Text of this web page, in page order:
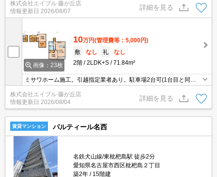
株式会社エイブル 藤が丘店
情報更新日 2026/08/07
詳細を見る
画像：23枚
10万円(管理費等：5,000円)
敷
なし 礼
なし
2階
2LDK+S 71.84m²
ミサワホーム施工。引越指定業者あり。駐車場2台可(1台目と同
額)。全世帯の駐車場にEV専用充電設備あり。画像の家具はCGであ
り付いていません。保証委託料（賃料総額に対し、初回額50％、月
額2％）。
株式会社エイブル 藤が丘店
情報更新日 2026/08/04
詳細を見る
賃貸マンション パルティール名西
名鉄犬山線/東枇杷島駅 徒歩2分
愛知県名古屋市西区枇杷島２丁目
築2年
15階建